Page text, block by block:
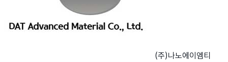
(주)나노에이엠티